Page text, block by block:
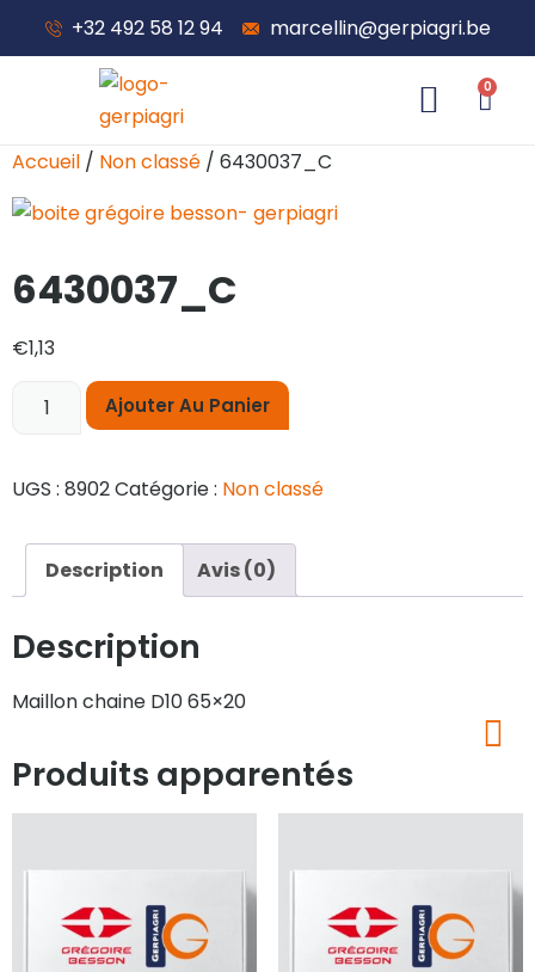
+32 492 58 12 94 marcellin@gerpiagri.be
0
Accueil / Non classé / 6430037_C
6430037_C
€1,13
Ajouter Au Panier
UGS : 8902Catégorie : Non classé
Description Avis (0)
Description
Maillon chaine D10 65×20
Produits apparentés